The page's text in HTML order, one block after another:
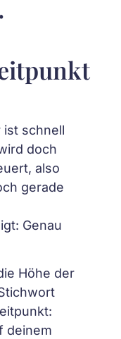
ist schnell
doch
also
gerade
Genau
Höhe der
deinem